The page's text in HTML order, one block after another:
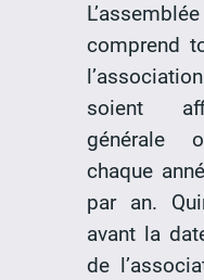
comprend
soient
générale
chaque
par an.
avant la
de